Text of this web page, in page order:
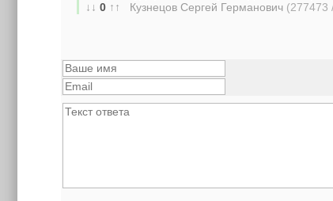
↓↓ 0 ↑↑ Кузнецов Сергей Германович